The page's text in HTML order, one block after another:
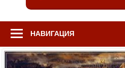
НАВИГАЦИЯ